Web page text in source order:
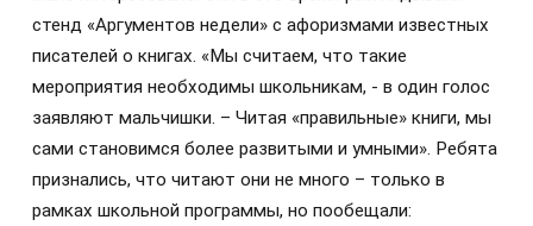
стенд «Аргументов недели» с афоризмами известных
писателей о книгах. «Мы считаем, что такие
мероприятия необходимы школьникам, - в один голос
заявляют мальчишки. – Читая «правильные» книги, мы
сами становимся более развитыми и умными». Ребята
признались, что читают они не много – только в
рамках школьной программы, но пообещали: